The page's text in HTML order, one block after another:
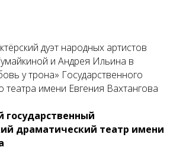
дуэт народных артистов
и Андрея Ильина в
у трона» Государственного
театра имени Евгения Вахтангова
государственный
драматический театр имени